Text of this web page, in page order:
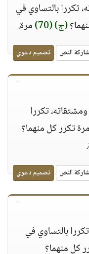
تكررا بالتساوي في
(ج)(70) مرة.
النص تصميم دعوي
تكررا
تكرر كل منهما؟
النص تصميم دعوي
بالتساوي في
كل منهما؟